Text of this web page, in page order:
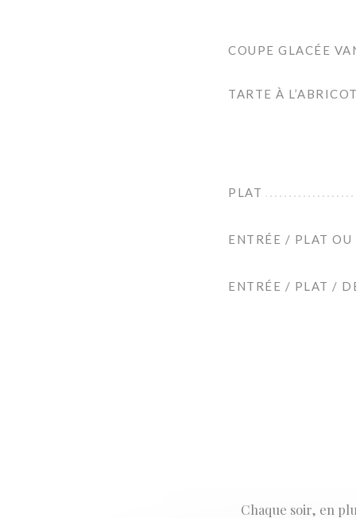
COUPE GLACÉE
TARTE À
PLAT
ENTRÉE / PLAT OU
ENTRÉE / PLAT /
Chaque soir, en